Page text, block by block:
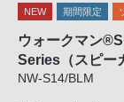
NEW 期間限定
ウォークマン
Series（スピー
NW-S14/BLM